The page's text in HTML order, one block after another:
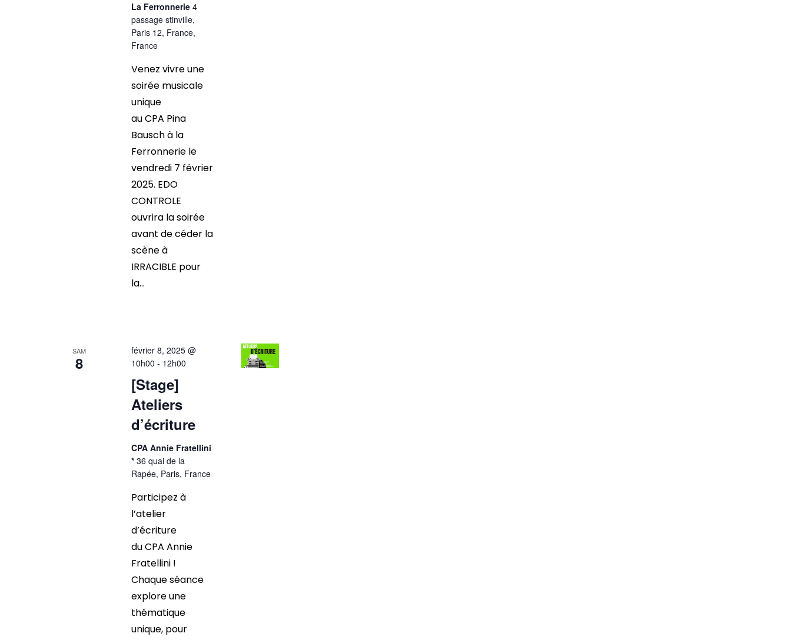
La Ferronnerie4
passage stinville,
Paris 12, France,
France
Venez vivre une
soirée musicale
unique
au CPA Pina
Bausch à la
Ferronnerie le
vendredi 7 février
2025. EDO
CONTROLE
ouvrira la soirée
avant de céder la
scène à
IRRACIBLE pour
la...
SAM
8
[Stage]
Ateliers
d’écriture
février 8, 2025 @
10h00 - 12h00
CPA Annie Fratellini
*36 quai de la
Rapée, Paris, France
Participez à
l’atelier
d’écriture
du CPA Annie
Fratellini !
Chaque séance
explore une
thématique
unique, pour